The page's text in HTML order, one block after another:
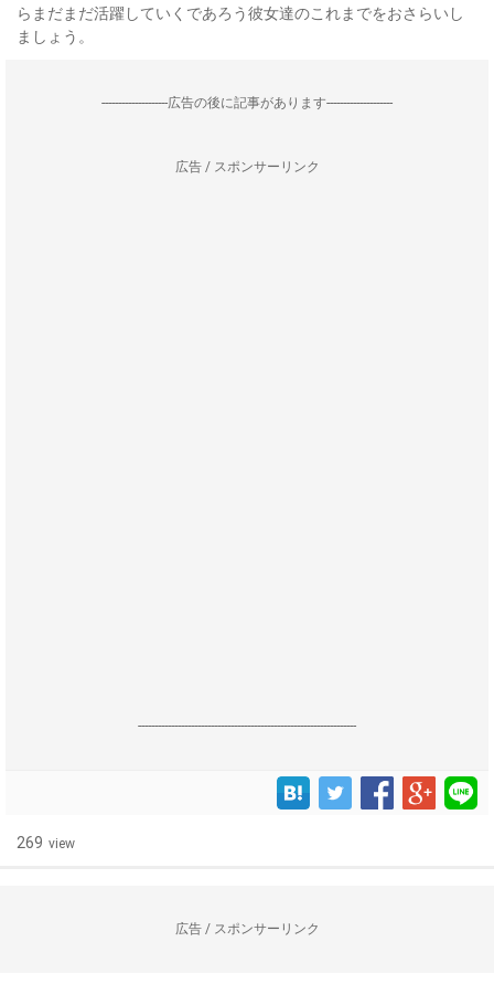
らまだまだ活躍していくであろう彼女達のこれまでをおさらいし
ましょう。
--------------------広告の後に記事があります--------------------
広告 / スポンサーリンク
------------------------------------------------------------------
269 view
広告 / スポンサーリンク